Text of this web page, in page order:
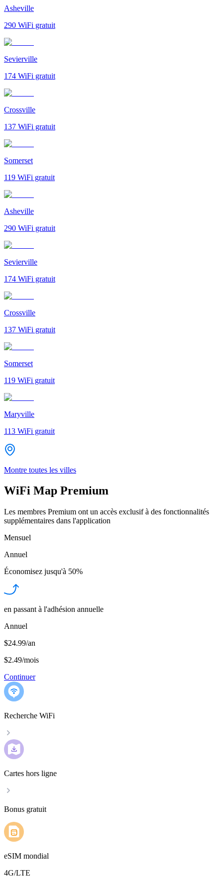
Asheville
290 WiFi gratuit
Sevierville
174 WiFi gratuit
Crossville
137 WiFi gratuit
Somerset
119 WiFi gratuit
Asheville
290 WiFi gratuit
Sevierville
174 WiFi gratuit
Crossville
137 WiFi gratuit
Somerset
119 WiFi gratuit
Maryville
113 WiFi gratuit
Montre toutes les villes
WiFi Map Premium
Les membres Premium ont un accès exclusif à des fonctionnalités
supplémentaires dans l'application
Mensuel
Annuel
Économisez jusqu'à 50%
en passant à l'adhésion annuelle
Annuel
$24.99/an
$2.49/mois
Continuer
Recherche WiFi
Cartes hors ligne
Bonus gratuit
eSIM mondial
4G/LTE